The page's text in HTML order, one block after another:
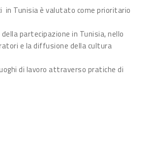
Tunisia è valutato come prioritario
partecipazione in Tunisia, nello
e la diffusione della cultura
di lavoro attraverso pratiche di